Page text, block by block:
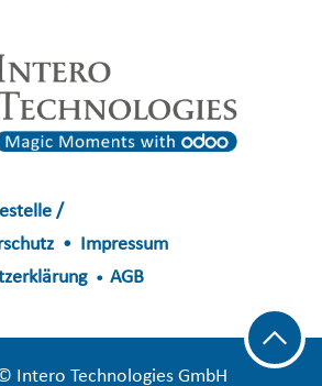
/
• Impressum
• AGB
Intero Technologies GmbH